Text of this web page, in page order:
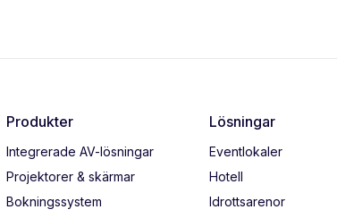
Produkter
Integrerade AV-lösningar
Projektorer & skärmar
Bokningssystem
Lösningar
Eventlokaler
Hotell
Idrottsarenor